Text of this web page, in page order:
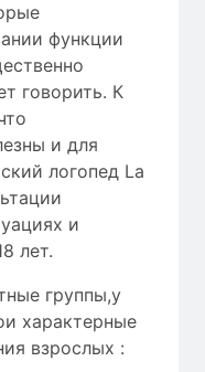
функции
говорить. К
и для
логопед La
и
лет.
группы,у
характерные
взрослых :